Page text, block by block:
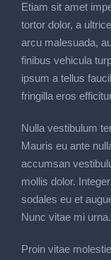
Etiam sit amet
tortor dolor, a
arcu malesuada,
finibus vehicula
ipsum a tellus
fringilla eros
Nulla vestibulum
Mauris eu ante
accumsan
mollis dolor.
sodales eu et
Nunc vitae mi
Proin vitae